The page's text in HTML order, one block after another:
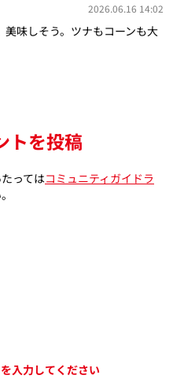
2026.06.16 14:02
美味しそう。ツナもコーンも大
トを投稿
ってはコミュニティガイドラ
入力してください